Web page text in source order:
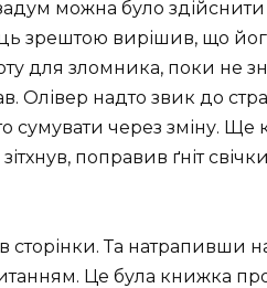
можна було
зрештою вирішив, що
для зломника, поки не
Олівер надто звик до
через зміну. Ще
поправив ґніт
сторінки. Та натрапивши
Це була книжка